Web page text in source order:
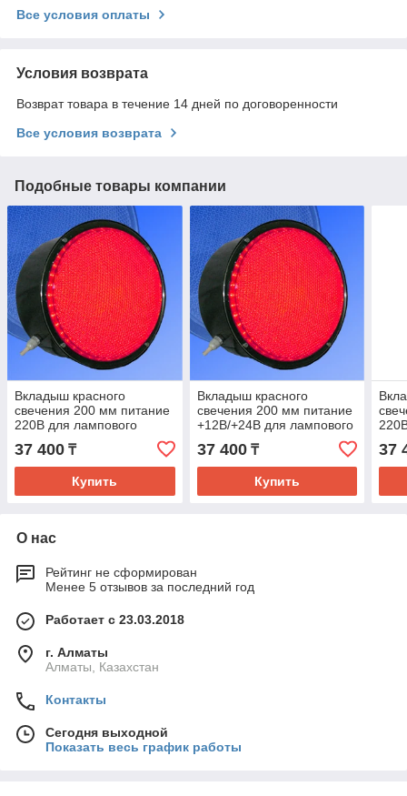
Все условия оплаты
Условия возврата
Возврат товара в течение 14 дней по договоренности
Все условия возврата
Подобные товары компании
Вкладыш красного
свечения 200 мм питание
220В для лампового
дорожного светофора
37 400 ₸
Купить
Вкладыш красного
свечения 200 мм питание
+12В/+24В для лампового
дорожного светофора
37 400₸
Купить
37
О нас
Рейтинг не сформирован
Менее 5 отзывов за последний год
Работает с 23.03.2018
г. Алматы
Алматы, Казахстан
Контакты
Сегодня выходной
Показать весь график работы